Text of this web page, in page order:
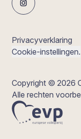
Privacyverklaring
Cookie-instellingen.
Copyright © 2026
Alle rechten